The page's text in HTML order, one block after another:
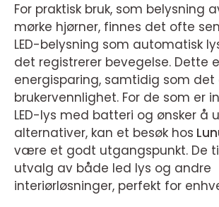
For praktisk bruk, som belysning
mørke hjørner, finnes det ofte
LED-belysning som automatisk
det registrerer bevegelse. Dette
energisparing, samtidig som det
brukervennlighet. For de som er
LED-lys med batteri og ønsker å
alternativer, kan et besøk hos
være et godt utgangspunkt. De
utvalg av både led lys og andre
interiørløsninger, perfekt for